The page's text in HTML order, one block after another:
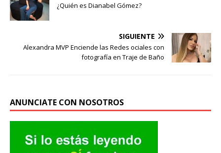
¿Quién es Dianabel Gómez?
SIGUIENTE
Alexandra MVP Enciende las Redes ociales con
fotografía en Traje de Baño
ANUNCIATE CON NOSOTROS